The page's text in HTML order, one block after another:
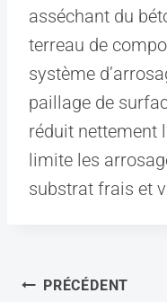
asséchant du
terreau de
système
paillage de
réduit nettement
limite les
substrat frais et
Navigation
PRÉCÉDENT